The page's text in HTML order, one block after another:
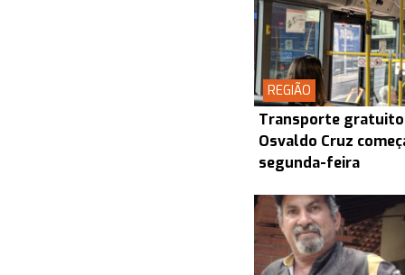
REGIÃO
Transporte
Osvaldo Cruz
segunda-feira